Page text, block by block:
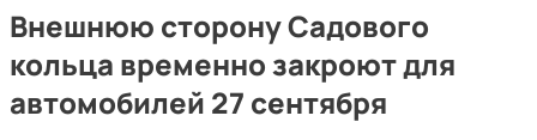
Внешнюю сторону Садового
кольца временно закроют для
автомобилей 27 сентября